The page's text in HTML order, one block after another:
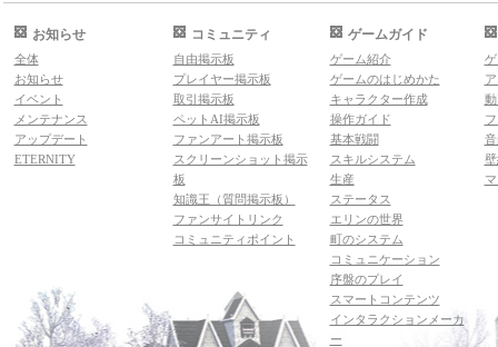
お知らせ
全体
お知らせ
イベント
メンテナンス
アップデート
ETERNITY
コミュニティ
自由掲示板
プレイヤー掲示板
取引掲示板
ペットAI掲示板
ファンアート掲示板
スクリーンショット掲示
板
知識王（質問掲示板）
ファンサイトリンク
コミュニティポイント
ゲームガイド
ゲーム紹介
ゲームのはじめかた
キャラクター作成
操作ガイド
基本戦闘
スキルシステム
生産
ステータス
エリンの世界
町のシステム
コミュニケーション
序盤のプレイ
スマートコンテンツ
インタラクションメーカ
ー